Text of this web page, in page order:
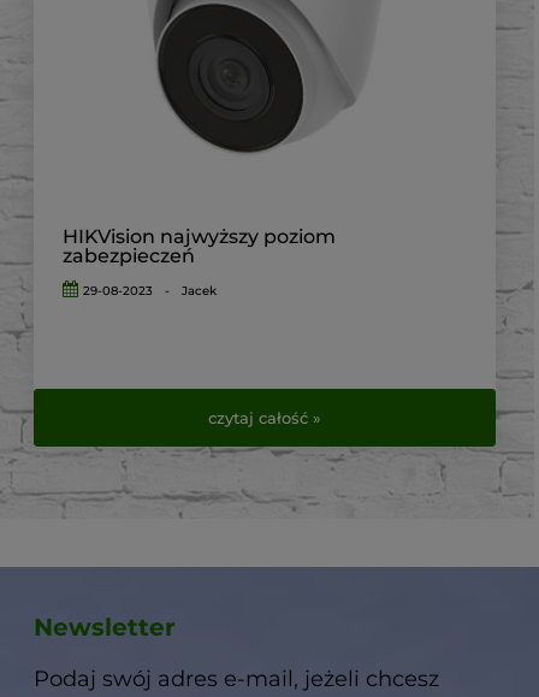
HIKVision najwyższy poziom
zabezpieczeń
29-08-2023 - Jacek
czytaj całość »
Newsletter
Podaj swój adres e-mail, jeżeli chcesz